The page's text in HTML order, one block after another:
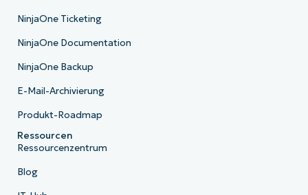
NinjaOne Ticketing
NinjaOne Documentation
NinjaOne Backup
E-Mail-Archivierung
Produkt-Roadmap
Ressourcen
Ressourcenzentrum
Blog